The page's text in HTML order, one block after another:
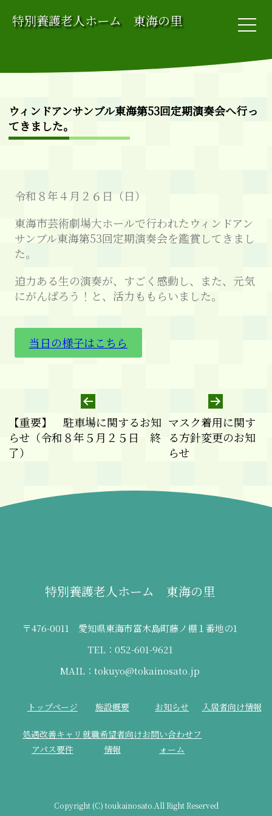
特別養護老人ホーム 東海の里
ウィンドアンサンブル東海第53回定期演奏会へ行っ
てきました。
令和８年４月２６日（日）
東海市芸術劇場大ホールで行われたウィンドアン
サンブル東海第53回定期演奏会を鑑賞してきまし
た。
迫力ある生の演奏が、すごく感動し、また、元気
にがんばろう！と、活力ももらいました。
当日の様子はこちら
【重要】 駐車場に関するお知
らせ（令和８年５月２５日 終
了）
マスク着用に関す
る方針変更のお知
らせ
特別養護老人ホーム 東海の里
〒476-0011 愛知県東海市富木島町藤ノ棚１番地の1
TEL：052-601-9621
MAIL：tokuyo@tokainosato.jp
トップページ 施設概要 お知らせ 入居者向け情報
処遇改善キャリ
アパス要件
就職希望者向け
情報
お問い合わせフ
ォーム
Copyright (C) toukainosato.All Right Reserved